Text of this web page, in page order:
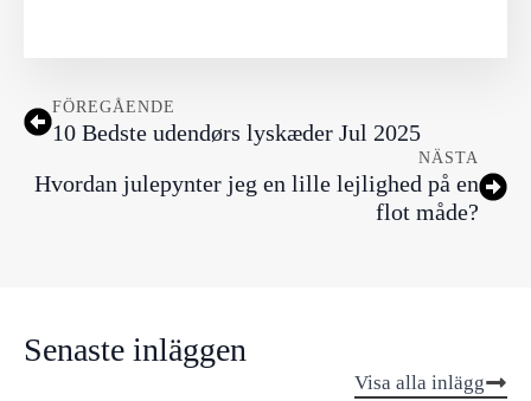
FÖREGÅENDE
10 Bedste udendørs lyskæder Jul 2025
NÄSTA
Hvordan julepynter jeg en lille lejlighed på en
flot måde?
Senaste inläggen
Visa alla inlägg